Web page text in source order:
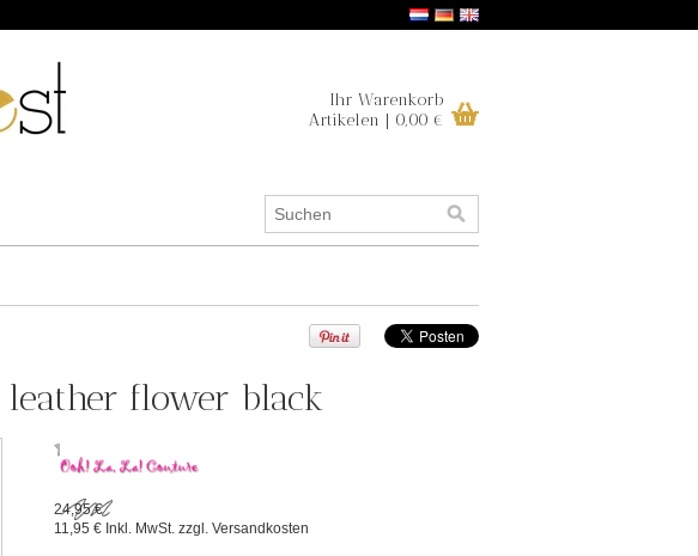
Ihr Warenkorb
Artikelen | 0,00 €
flower black
24,95 €
11,95 € Inkl. MwSt. zzgl. Versandkosten